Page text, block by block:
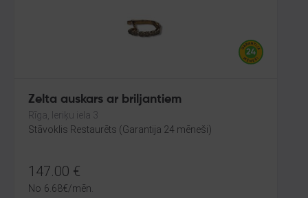
Zelta auskars ar briljantiem
Rīga, Ieriķu iela 3
Stāvoklis Restaurēts (Garantija 24 mēneši)
147.00 €
No 6.68€/mēn.